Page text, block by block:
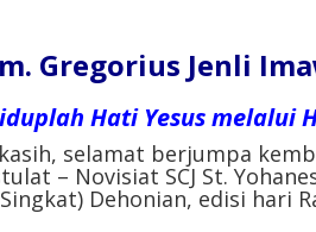
Gregorius Jenli
Hati Yesus melalui
selamat berjumpa
– Novisiat SCJ St.
Dehonian, edisi hari